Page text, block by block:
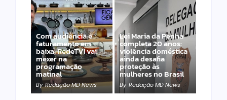
Com audiência e
faturamento em
baixa, RedeTV! vai
mexer na
programação
matinal
By Redação MD News
Lei Maria da Penha
completa 20 anos:
violência doméstica
ainda desafia
proteção às
mulheres no Brasil
By Redação MD News